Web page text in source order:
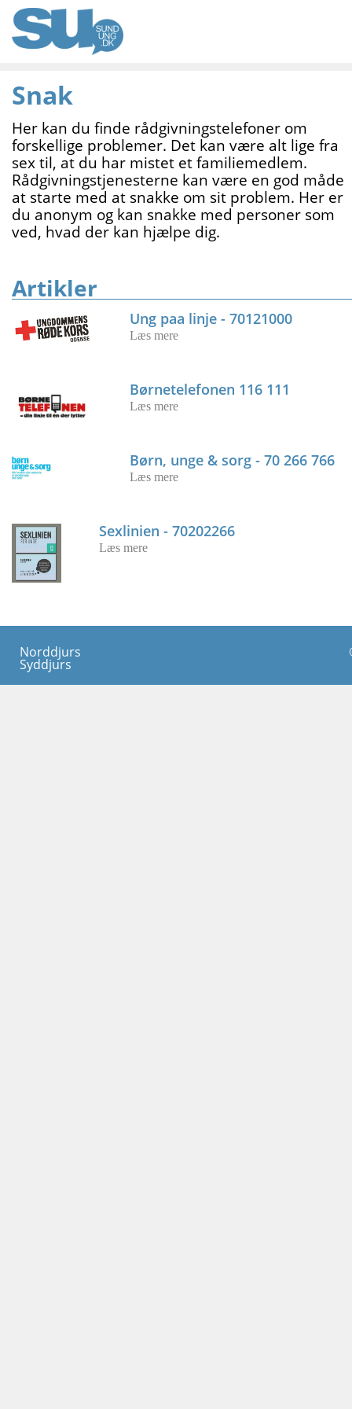
Snak
Her kan du finde rådgivningstelefoner om
forskellige problemer. Det kan være alt lige fra
sex til, at du har mistet et familiemedlem.
Rådgivningstjenesterne kan være en god måde
at starte med at snakke om sit problem. Her er
du anonym og kan snakke med personer som
ved, hvad der kan hjælpe dig.
Artikler
Ung paa linje - 70121000
Læs mere
Børnetelefonen 116 111
Læs mere
Børn, unge & sorg - 70 266 766
Læs mere
Sexlinien - 70202266
Læs mere
Norddjurs
Syddjurs